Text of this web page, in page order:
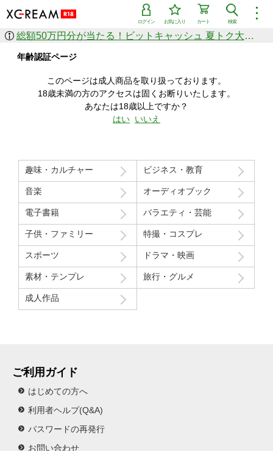
︙
検索
カート
お気に入り
ログイン
作品を探す
ジャンル
シリーズ
人気のセール中商品
新着セール中商品
すべての作品から探す
価格の安い順
価格の高い順
月間ランキング
年間ランキング
総額50万円分が当たる！ビットキャッシュ 夏トク大感謝祭
年齢認証ページ
このページは成人商品を取り扱っております。
18歳未満の方のアクセスは固くお断りいたします。
あなたは18歳以上ですか？
はい いいえ
趣味・カルチャー ビジネス・教育
音楽 オーディオブック
電子書籍 バラエティ・芸能
子供・ファミリー 特撮・コスプレ
スポーツ ドラマ・映画
素材・テンプレ 旅行・グルメ
成人作品
ご利用ガイド
はじめての方へ
利用者ヘルプ(Q&A)
パスワードの再発行
お問い合わせ